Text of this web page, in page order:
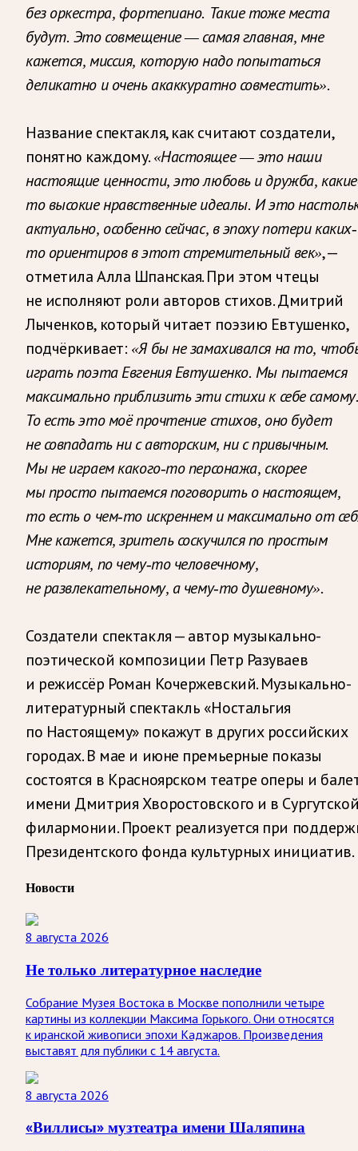
без оркестра, фортепиано. Такие тоже места
будут. Это совмещение — самая главная, мне
кажется, миссия, которую надо попытаться
деликатно и очень акаккуратно совместить».
Название спектакля, как считают создатели,
понятно каждому. «Настоящее — это наши
настоящие ценности, это любовь и дружба,
то высокие нравственные идеалы. И это
актуально, особенно сейчас, в эпоху потери каких-
то ориентиров в этот стремительный век», —
отметила Алла Шпанская. При этом чтецы
не исполняют роли авторов стихов. Дмитрий
Лыченков, который читает поэзию Евтушенко,
подчёркивает: «Я бы не замахивался на то,
играть поэта Евгения Евтушенко. Мы пытаемся
максимально приблизить эти стихи к себе
То есть это моё прочтение стихов, оно будет
не совпадать ни с авторским, ни с привычным.
Мы не играем какого-то персонажа, скорее
мы просто пытаемся поговорить о настоящем,
то есть о чем-то искреннем и максимально от
Мне кажется, зритель соскучился по простым
историям, по чему-то человечному,
не развлекательному, а чему-то душевному».
Создатели спектакля — автор музыкально-
поэтической композиции Петр Разуваев
и режиссёр Роман Кочержевский. Музыкально-
литературный спектакль «Ностальгия
по Настоящему» покажут в других российских
городах. В мае и июне премьерные показы
состоятся в Красноярском театре оперы и
имени Дмитрия Хворостовского и в
филармонии. Проект реализуется при
Президентского фонда культурных инициатив.
Новости
8 августа 2026
Не только литературное наследие
Собрание Музея Востока в Москве пополнили четыре
картины из коллекции Максима Горького. Они относятся
к иранской живописи эпохи Каджаров. Произведения
выставят для публики с 14 августа.
8 августа 2026
«Виллисы» музтеатра имени Шаляпина